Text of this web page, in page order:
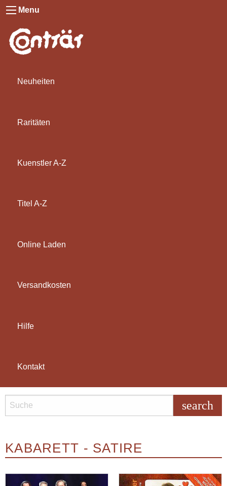
Menu
Neuheiten
Raritäten
Kuenstler A-Z
Titel A-Z
Online Laden
Versandkosten
Hilfe
Kontakt
search
KABARETT - SATIRE